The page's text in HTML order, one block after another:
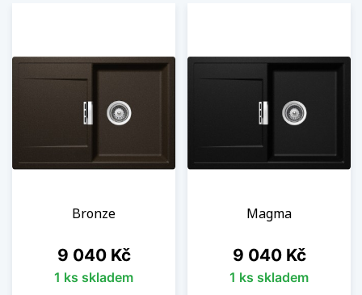
Bronze
Cena
9 040 Kč
1 ks skladem
Magma
Cena
9 040 Kč
1 ks skladem